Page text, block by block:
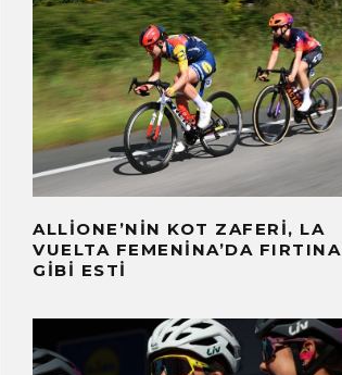
ALLIONE’NIN KOT ZAFERI, LA
VUELTA FEMENINA’DA FIRTINA
GIBI ESTI